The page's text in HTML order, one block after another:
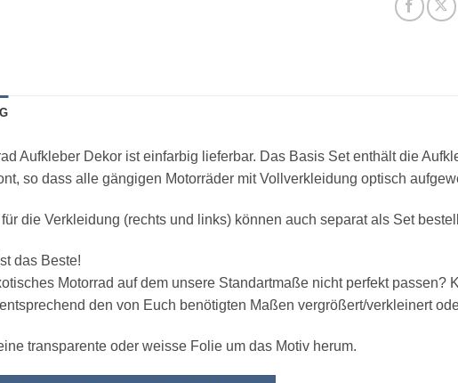
Aufkleber Dekor ist einfarbig lieferbar. Das Basis Set enthält die
so dass alle gängigen Motorräder mit Vollverkleidung optisch
die Verkleidung (rechts und links) können auch separat als Set
das Beste!
Motorrad auf dem unsere Standartmaße nicht perfekt
den von Euch benötigten Maßen vergrößert/verkleinert
transparente oder weisse Folie um das Motiv herum.